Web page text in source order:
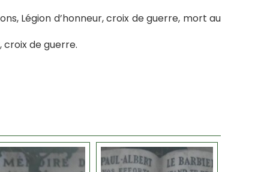
Légion d’honneur, croix de guerre, mort au
croix de guerre.